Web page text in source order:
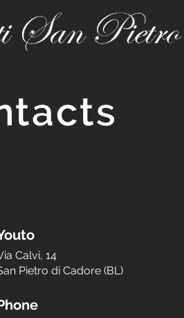
to
Calvi, 14
Pietro di Cadore (BL)